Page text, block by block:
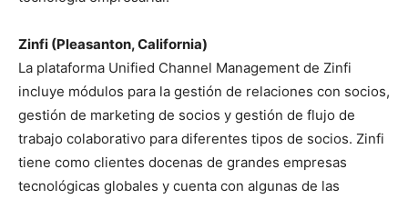
Zinfi (Pleasanton, California)
La plataforma Unified Channel Management de Zinfi
incluye módulos para la gestión de relaciones con socios,
gestión de marketing de socios y gestión de flujo de
trabajo colaborativo para diferentes tipos de socios. Zinfi
tiene como clientes docenas de grandes empresas
tecnológicas globales y cuenta con algunas de las